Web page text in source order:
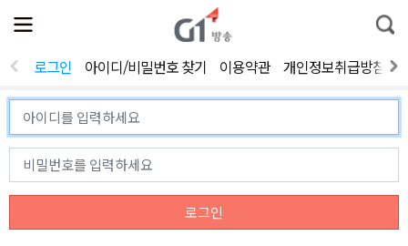
전
체
뉴
열
통
합
색
로그인 아이디/비밀번호 찾기 이용약관 개인정보취급방침
로그인